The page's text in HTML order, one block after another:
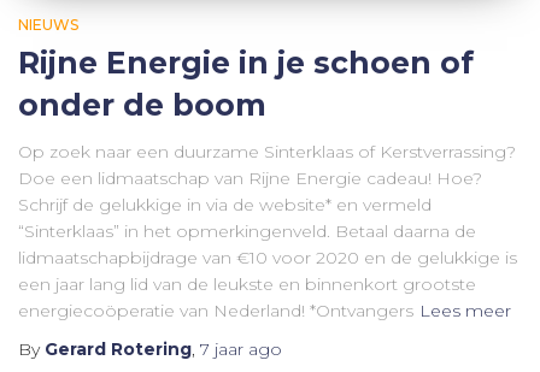
NIEUWS
Rijne Energie in je schoen of
onder de boom
Op zoek naar een duurzame Sinterklaas of Kerstverrassing?
Doe een lidmaatschap van Rijne Energie cadeau! Hoe?
Schrijf de gelukkige in via de website* en vermeld
“Sinterklaas” in het opmerkingenveld. Betaal daarna de
lidmaatschapbijdrage van €10 voor 2020 en de gelukkige is
een jaar lang lid van de leukste en binnenkort grootste
energiecoöperatie van Nederland! *Ontvangers Lees meer
By Gerard Rotering, 7 jaar ago